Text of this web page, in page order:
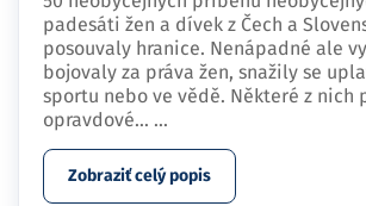
padesáti žen a dívek z Čech a
posouvaly hranice. Nenápadné ale
bojovaly za práva žen, snažily se
sportu nebo ve vědě. Některé z nich
opravdové… ...
Zobraziť celý popis